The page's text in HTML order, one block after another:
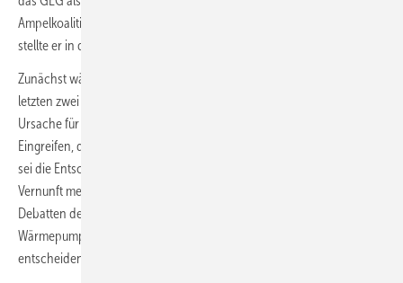
Ampelkoalition verabschiedet wurden. Mit Blick auf die Wärmepumpe
stellte er in diesem Kontext sechs Thesen auf.
Zunächst wären aus seiner Sicht ohne das „Heizungsgesetz“ in den
letzten zwei Jahren mehr Wärmepumpen verkauft worden. Die
Ursache für den Markteinbruch sei ein zu starkes politisches
Eingreifen, das wiederum zu Verunsicherung geführt habe. Zweitens
sei die Entscheidung für oder gegen die Wärmepumpe keine Frage der
Vernunft mehr, sondern des Glaubens. Ursache dafür seien die
Debatten der letzten Jahre. Hier müsse man dahin zurückkommen, die
Wärmepumpe pragmatisch durchzurechnen und auf dieser Basis zu
entscheiden.